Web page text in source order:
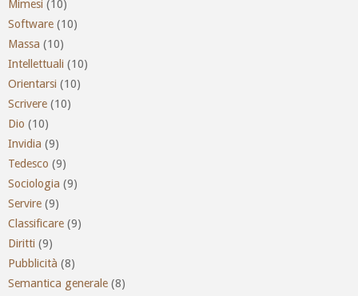
Mimesi (10)
Software (10)
Massa (10)
Intellettuali (10)
Orientarsi (10)
Scrivere (10)
Dio (10)
Invidia (9)
Tedesco (9)
Sociologia (9)
Servire (9)
Classificare (9)
Diritti (9)
Pubblicità (8)
Semantica generale (8)